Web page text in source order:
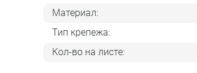
Материал:
Тип крепежа:
Кол-во на листе: